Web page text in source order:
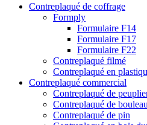
Contreplaqué de coffrage
Formply
Formulaire F14
Formulaire F17
Formulaire F22
Contreplaqué filmé
Contreplaqué en
Contreplaqué commercial
Contreplaqué de
Contreplaqué de bouleau
Contreplaqué de pin